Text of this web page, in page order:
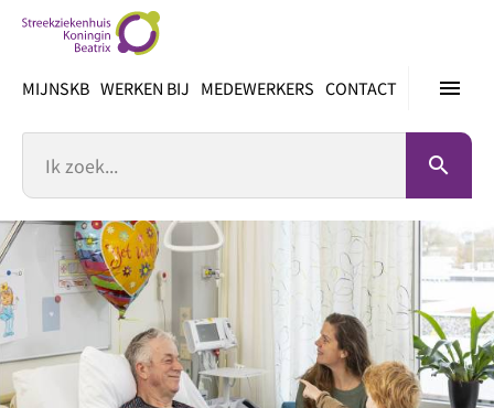
inhoud
menu
MIJNSKB WERKEN BIJ MEDEWERKERS CONTACT
search